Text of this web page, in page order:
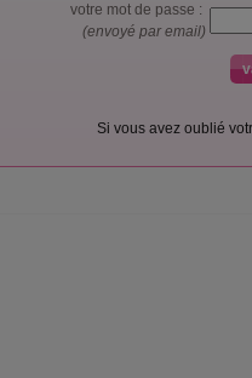
votre mot de passe :
(envoyé par email)
Si vous avez oublié